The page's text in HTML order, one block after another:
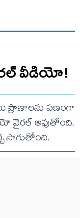
వీడియో!
ప్రాణాలను పణంగా
వైరల్ అవుతోంది.
సాగుతోంది.